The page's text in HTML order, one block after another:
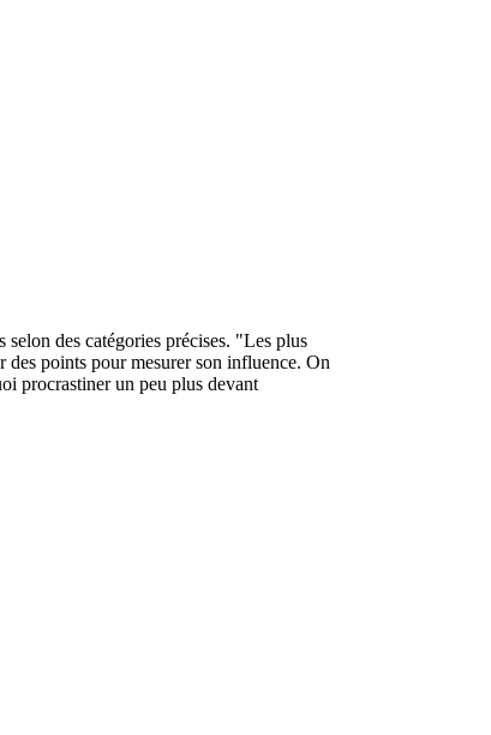
des catégories précises. "Les plus
points pour mesurer son influence. On
procrastiner un peu plus devant